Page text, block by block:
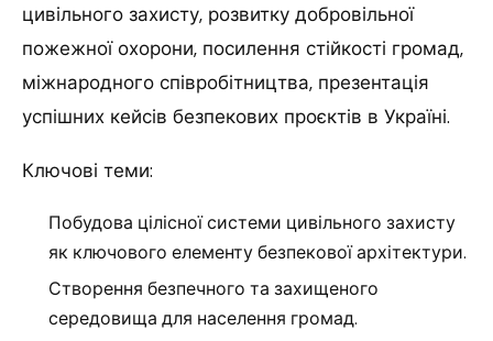
цивільного захисту, розвитку добровільної
пожежної охорони, посилення стійкості громад,
міжнародного співробітництва, презентація
успішних кейсів безпекових проєктів в Україні.
Ключові теми:
Побудова цілісної системи цивільного захисту
як ключового елементу безпекової архітектури.
Створення безпечного та захищеного
середовища для населення громад.